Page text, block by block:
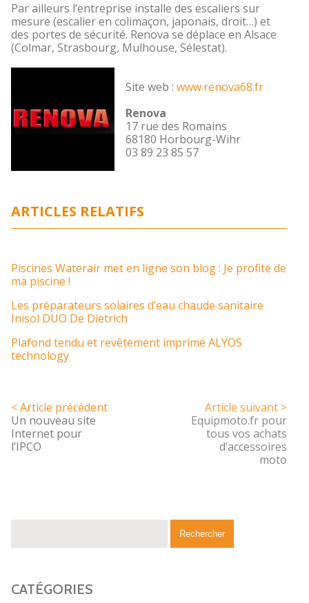
Par ailleurs l’entreprise installe des escaliers sur
mesure (escalier en colimaçon, japonais, droit…) et
des portes de sécurité. Renova se déplace en Alsace
(Colmar, Strasbourg, Mulhouse, Sélestat).
Site web : www.renova68.fr
Renova
17 rue des Romains
68180 Horbourg-Wihr
03 89 23 85 57
ARTICLES RELATIFS
Piscines Waterair met en ligne son blog : Je profite de
ma piscine !
Les préparateurs solaires d’eau chaude sanitaire
Inisol DUO De Dietrich
Plafond tendu et revêtement imprimé ALYOS
technology
< Article précédent
Un nouveau site
Internet pour
l’IPCO
Article suivant >
Equipmoto.fr pour
tous vos achats
d’accessoires
moto
CATÉGORIES